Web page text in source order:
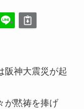
神大震災が起
が黙祷を捧げ